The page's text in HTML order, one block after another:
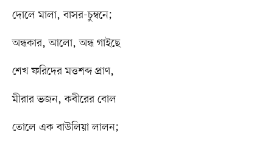
দোলে মালা, বাসর-চুম্বনে;
অন্ধকার, আলো, অন্ধ গাইছে
শেখ ফরিদের মত্তশব্দ প্রাণ,
মীরার ভজন, কবীরের বোল
তোলে এক বাউলিয়া লালন;